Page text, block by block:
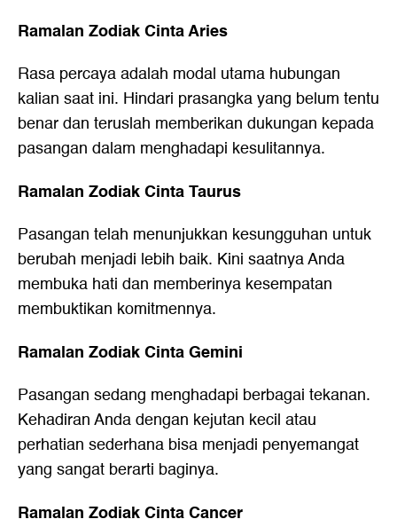
Ramalan Zodiak Cinta Aries
Rasa percaya adalah modal utama hubungan
kalian saat ini. Hindari prasangka yang belum tentu
benar dan teruslah memberikan dukungan kepada
pasangan dalam menghadapi kesulitannya.
Ramalan Zodiak Cinta Taurus
Pasangan telah menunjukkan kesungguhan untuk
berubah menjadi lebih baik. Kini saatnya Anda
membuka hati dan memberinya kesempatan
membuktikan komitmennya.
Ramalan Zodiak Cinta Gemini
Pasangan sedang menghadapi berbagai tekanan.
Kehadiran Anda dengan kejutan kecil atau
perhatian sederhana bisa menjadi penyemangat
yang sangat berarti baginya.
Ramalan Zodiak Cinta Cancer